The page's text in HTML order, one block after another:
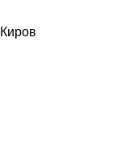
Киров